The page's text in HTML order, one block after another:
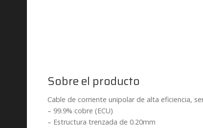
Sobre el producto
Cable de corriente unipolar de alta eficiencia,
– 99.9% cobre (ECU)
– Estructura trenzada de 0.20mm